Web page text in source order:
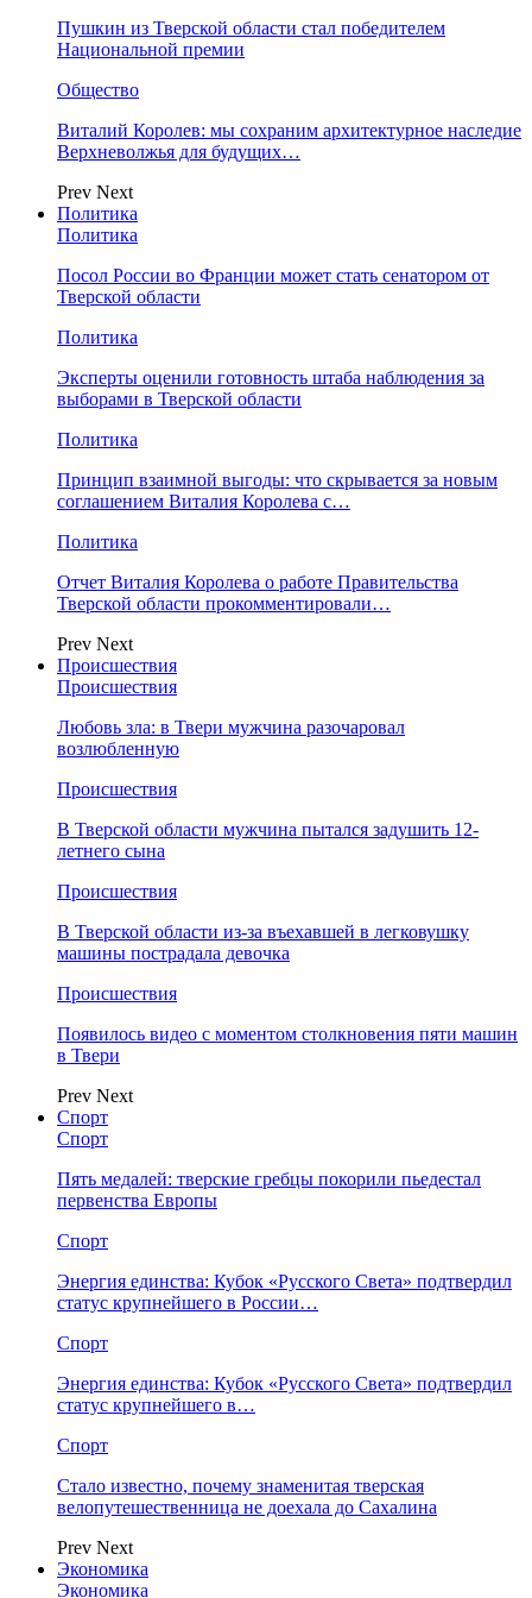
Пушкин из Тверской области стал победителем
Национальной премии
Общество
Виталий Королев: мы сохраним архитектурное наследие
Верхневолжья для будущих…
Prev Next
Политика
Политика
Посол России во Франции может стать сенатором от
Тверской области
Политика
Эксперты оценили готовность штаба наблюдения за
выборами в Тверской области
Политика
Принцип взаимной выгоды: что скрывается за новым
соглашением Виталия Королева с…
Политика
Отчет Виталия Королева о работе Правительства
Тверской области прокомментировали…
Prev Next
Происшествия
Происшествия
Любовь зла: в Твери мужчина разочаровал
возлюбленную
Происшествия
В Тверской области мужчина пытался задушить 12-
летнего сына
Происшествия
В Тверской области из-за въехавшей в легковушку
машины пострадала девочка
Происшествия
Появилось видео с моментом столкновения пяти машин
в Твери
Prev Next
Спорт
Спорт
Пять медалей: тверские гребцы покорили пьедестал
первенства Европы
Спорт
Энергия единства: Кубок «Русского Света» подтвердил
статус крупнейшего в России…
Спорт
Энергия единства: Кубок «Русского Света» подтвердил
статус крупнейшего в…
Спорт
Стало известно, почему знаменитая тверская
велопутешественница не доехала до Сахалина
Prev Next
Экономика
Экономика